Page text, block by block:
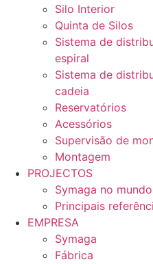
Silo Interior
Quinta de Silos
Sistema de
espiral
Sistema de
cadeia
Reservatórios
Acessórios
Supervisão de
Montagem
PROJECTOS
Symaga no mundo
Principais
EMPRESA
Symaga
Fábrica